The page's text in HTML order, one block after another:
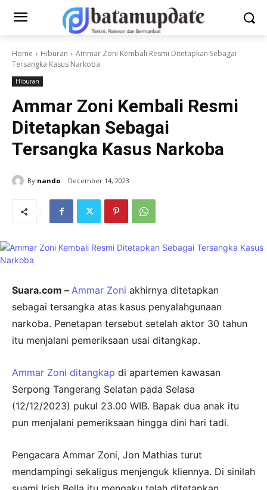
Home Hiburan
Ammar Zoni Kembali Resmi Ditetapkan Sebagai
Tersangka Kasus Narkoba
Hiburan
Ammar Zoni Kembali Resmi
Ditetapkan Sebagai
Tersangka Kasus Narkoba
By nando December 14, 2023
Suara.com – Ammar Zoni akhirnya ditetapkan
sebagai tersangka atas kasus penyalahgunaan
narkoba. Penetapan tersebut setelah aktor 30 tahun
itu menjalani pemeriksaan usai ditangkap.
Ammar Zoni ditangkap di apartemen kawasan
Serpong Tangerang Selatan pada Selasa
(12/12/2023) pukul 23.00 WIB. Bapak dua anak itu
pun menjalani pemeriksaan hingga dini hari tadi.
Pengacara Ammar Zoni, Jon Mathias turut
mendampingi sekaligus menjenguk kliennya. Di sinilah